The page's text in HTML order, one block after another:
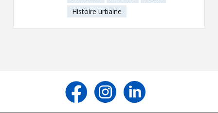
Histoire urbaine